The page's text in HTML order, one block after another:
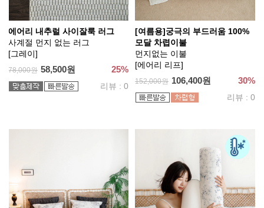
에어리 내추럴 사이잘룩 러그
사계절 먼지 없는 러그
[그레이]
78,000원 58,500원 25%
리뷰 : 0
[여름용]궁극의 부드러움 100%
모달 차렵이불
먼지없는 이불
[에어리 리프]
152,000원 106,400원 30%
리뷰 : 0